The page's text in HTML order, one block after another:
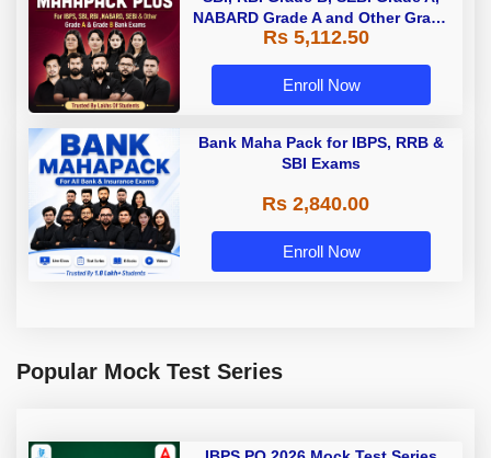
NABARD Grade A and Other Grade
A & Grade B Bank Exams
Rs 5,112.50
Enroll Now
Bank Maha Pack for IBPS, RRB &
SBI Exams
Rs 2,840.00
Enroll Now
Popular Mock Test Series